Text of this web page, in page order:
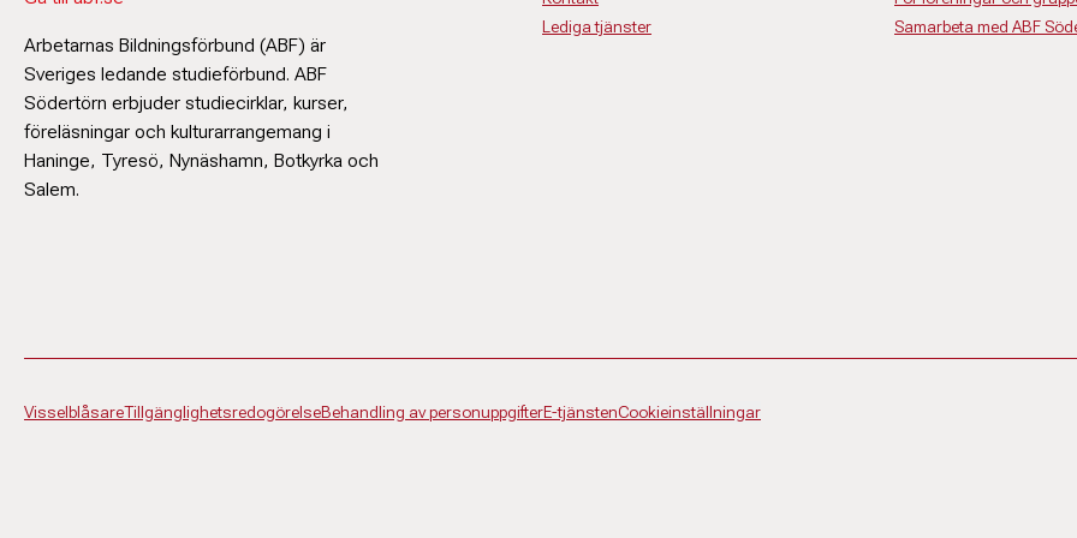
Arbetarnas Bildningsförbund (ABF) är
Sveriges ledande studieförbund. ABF
Södertörn erbjuder studiecirklar, kurser,
föreläsningar och kulturarrangemang i
Haninge, Tyresö, Nynäshamn, Botkyrka och
Salem.
Lediga tjänster
Samarbeta med ABF
VisselblåsareTillgänglighetsredogörelseBehandling av personuppgifterE-tjänstenCookieinställningar